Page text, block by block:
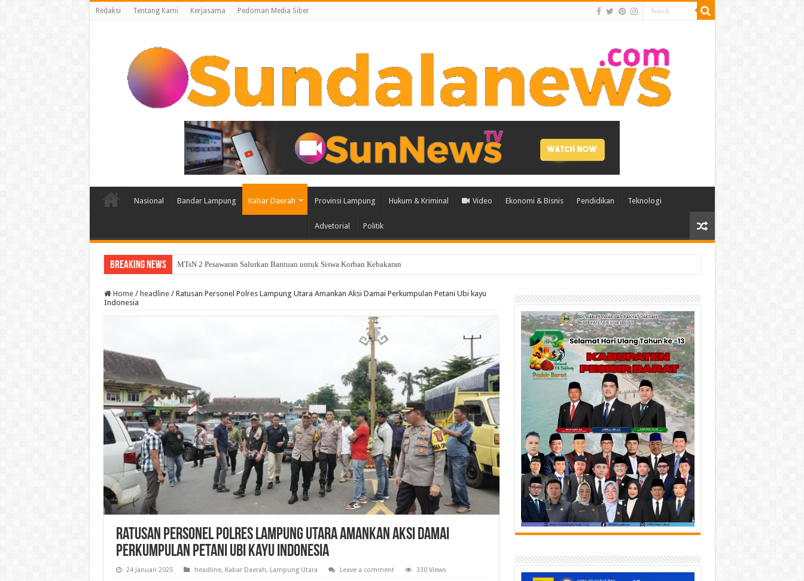
Redaksi Tentang Kami Kerjasama Pedoman Media Siber
Nasional Bandar Lampung Kabar Daerah Provinsi Lampung Hukum & Kriminal Video Ekonomi & Bisnis Pendidikan Teknologi
Advetorial Politik
Breaking News MTsN 2 Pesawaran Salurkan Bantuan untuk Siswa Korban Kebakaran
Home / headline / Ratusan Personel Polres Lampung Utara Amankan Aksi Damai Perkumpulan Petani Ubi kayu
Indonesia
Ratusan Personel Polres Lampung Utara Amankan Aksi Damai
Perkumpulan Petani Ubi kayu Indonesia
24 Januari 2025 headline, Kabar Daerah, Lampung Utara Leave a comment 330 Views